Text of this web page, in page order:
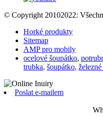
© Copyright 20102022:
Horké produkty
Sitemap
AMP pro mobily
ocelové šoupátko,
trubka, šoupátko,
Poslat e-mailem